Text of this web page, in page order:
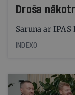
Droša
Saruna ar
INDEXO